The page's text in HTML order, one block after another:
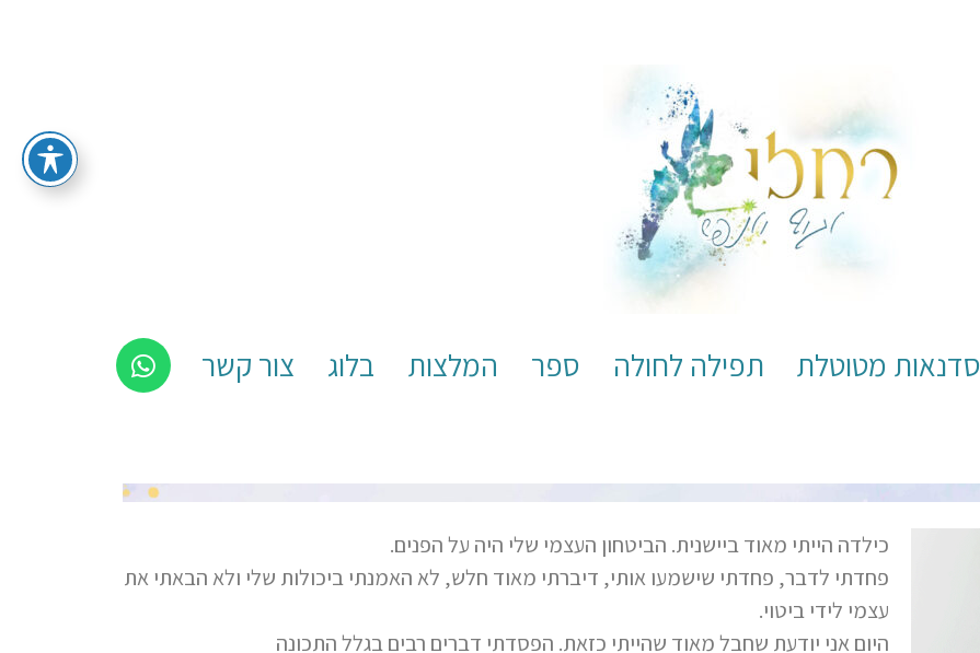
סדנאות מטוטלת תפילה לחולה ספר המלצות בלוג צור קשר
כילדה הייתי מאוד ביישנית. הביטחון העצמי שלי היה על הפנים.
פחדתי לדבר, פחדתי שישמעו אותי, דיברתי מאוד חלש, לא האמנתי ביכולות שלי ולא הבאתי את
עצמי לידי ביטוי.
היום אני יודעת שחבל מאוד שהייתי כזאת. הפסדתי דברים רבים בגלל התכונה